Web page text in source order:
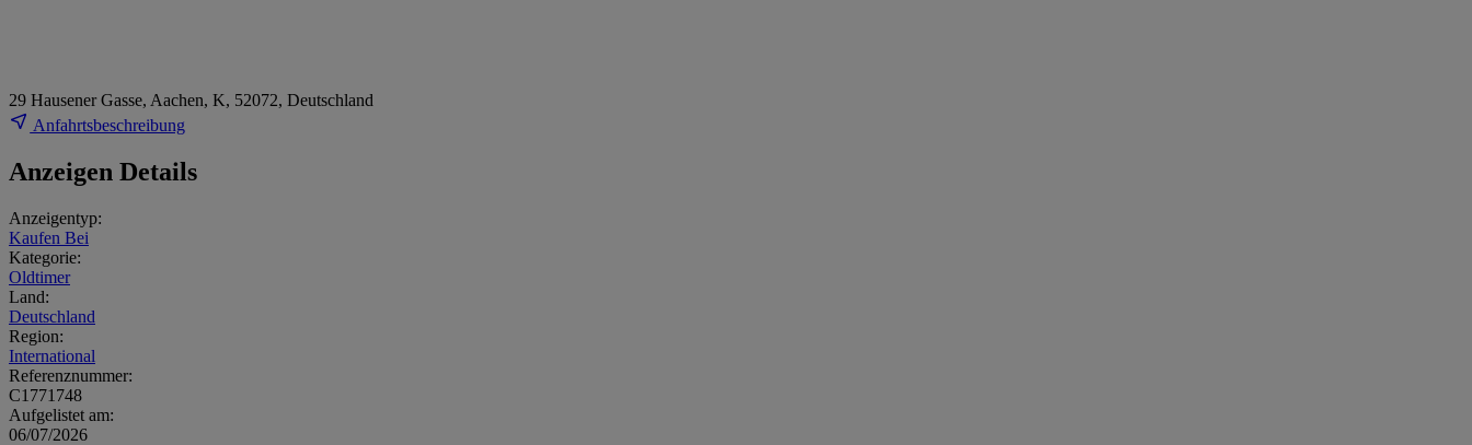
29 Hausener Gasse, Aachen, K, 52072, Deutschland
Anfahrtsbeschreibung
Anzeigen Details
Anzeigentyp:
Kaufen Bei
Kategorie:
Oldtimer
Land:
Deutschland
Region:
International
Referenznummer:
C1771748
Aufgelistet am:
06/07/2026